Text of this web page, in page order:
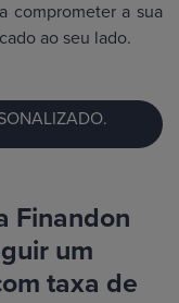
comprometer a sua
ao seu lado.
Finandon
um
taxa de